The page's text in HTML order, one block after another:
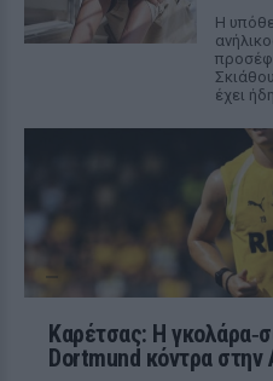
Η
έχει
Καρέτσας: Η
Dortmund κόντρα στην